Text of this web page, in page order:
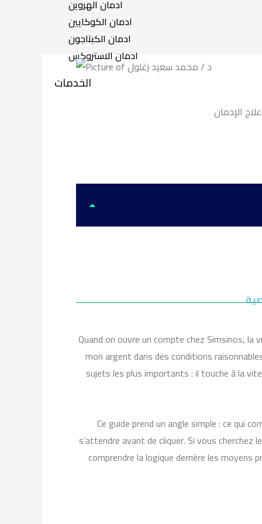
ادمان الهروين
ادمان الكوكايين
ادمان الكبتاجون
ادمان الاستروكس
الخدمات
الإدمان
Quand on ouvre un compte chez Simsinos,
mon argent dans des conditions
sujets les plus importants : il touche à la
Ce guide prend un angle simple : ce qui
s’attendre avant de cliquer. Si vous
comprendre la logique derrière les moyens